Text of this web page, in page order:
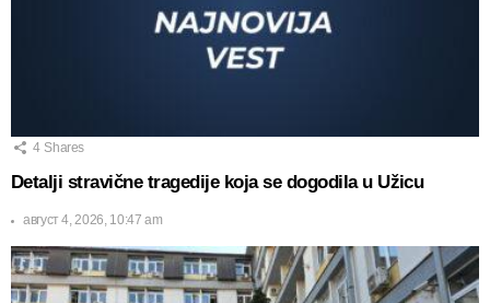
4 Shares
Detalji stravične tragedije koja se dogodila u Užicu
август 4, 2026, 10:47 am